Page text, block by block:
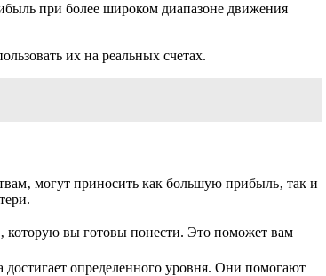
при более широком диапазоне движения
их на реальных счетах.
могут приносить как большую прибыль‚ так и
которую вы готовы понести. Это поможет вам
определенного уровня. Они помогают